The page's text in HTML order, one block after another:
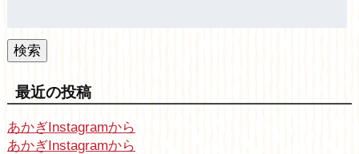
検索
最近の投稿
あかぎInstagramから
あかぎInstagramから